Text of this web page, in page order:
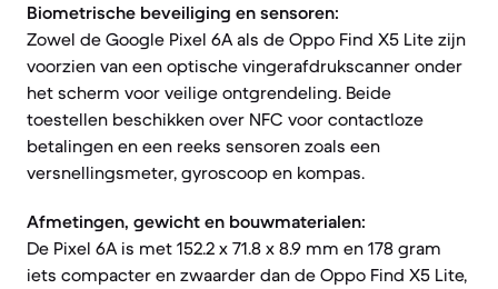
Biometrische beveiliging en sensoren:
Zowel de Google Pixel 6A als de Oppo Find X5 Lite zijn
voorzien van een optische vingerafdrukscanner onder
het scherm voor veilige ontgrendeling. Beide
toestellen beschikken over NFC voor contactloze
betalingen en een reeks sensoren zoals een
versnellingsmeter, gyroscoop en kompas.
Afmetingen, gewicht en bouwmaterialen:
De Pixel 6A is met 152.2 x 71.8 x 8.9 mm en 178 gram
iets compacter en zwaarder dan de Oppo Find X5 Lite,